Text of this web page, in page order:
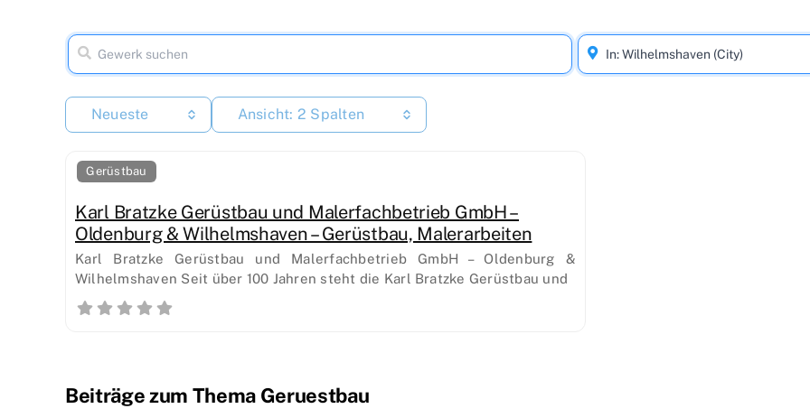
Neueste Ansicht: 2 Spalten
Gerüstbau
Karl Bratzke Gerüstbau und Malerfachbetrieb GmbH –
Oldenburg & Wilhelmshaven – Gerüstbau, Malerarbeiten
Karl Bratzke Gerüstbau und Malerfachbetrieb GmbH – Oldenburg &
Wilhelmshaven Seit über 100 Jahren steht die Karl Bratzke Gerüstbau und
Beiträge zum Thema Geruestbau